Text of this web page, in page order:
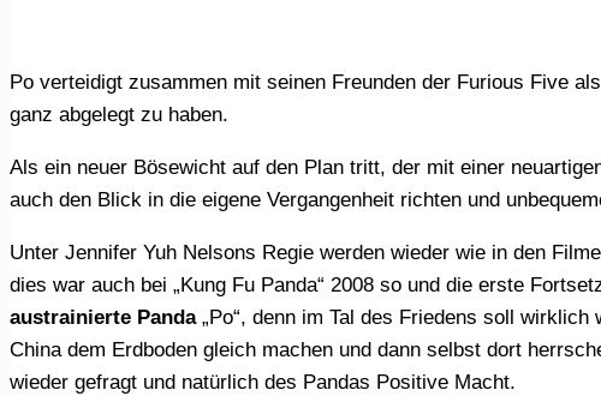
Po verteidigt zusammen mit seinen Freunden der Furious Five als
ganz abgelegt zu haben.
Als ein neuer Bösewicht auf den Plan tritt, der mit einer
auch den Blick in die eigene Vergangenheit richten und
Unter Jennifer Yuh Nelsons Regie werden wieder wie in den Filmen „Das Dschungelbuch“, „Findet Nemo“ oder „ Madagascar“ Tiere zu Hauptdarstellern gemacht,
dies war auch bei „Kung Fu Panda“ 2008 so und die erste
austrainierte Panda„Po“, denn im Tal des Friedens soll wirklich
China dem Erdboden gleich machen und dann selbst dort
wieder gefragt und natürlich des Pandas Positive Macht.